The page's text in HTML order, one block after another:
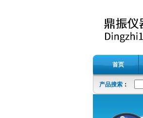
首页
产品搜索：